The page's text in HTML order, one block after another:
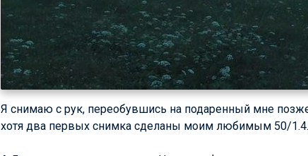
Я снимаю с рук, переобувшись на подаренный мне
хотя два первых снимка сделаны моим любимым 50/1.4.